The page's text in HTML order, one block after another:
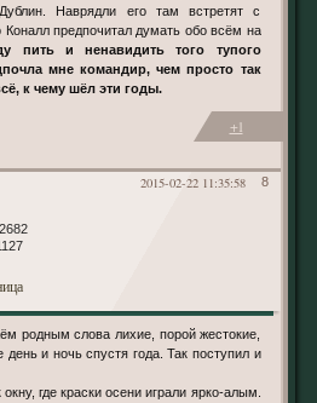
Наврядли его там встретят с
предпочитал думать обо всём на
пить и ненавидить того тупого
мне командир, чем просто так
к чему шёл эти годы.
+1
8
2015-02-22 11:35:58
2682
и ночь спустя года. Так поступил и
где краски осени играли ярко-алым.